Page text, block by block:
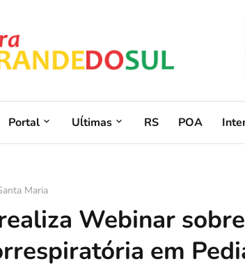
Portal Uĺtimas RS POA
Maria
Webinar
em